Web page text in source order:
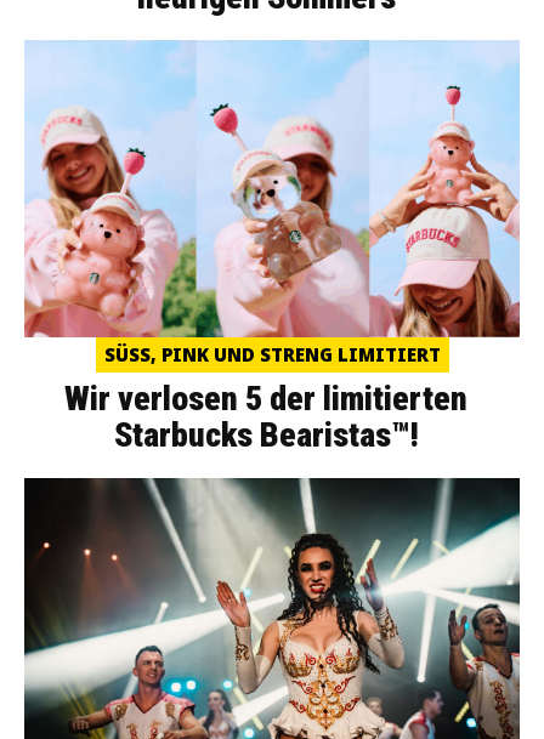
SÜSS, PINK UND STRENG LIMITIERT
Wir verlosen 5 der limitierten
Starbucks Bearistas™!